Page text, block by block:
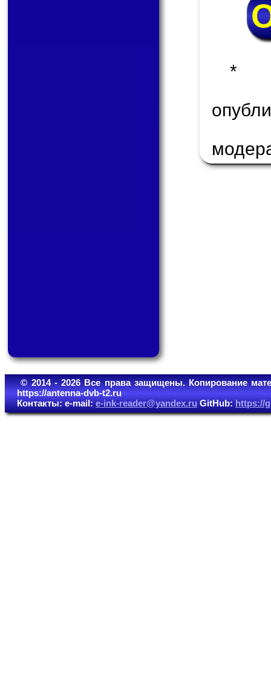
*
© 2014 - 2026 Все права защищены. Копирование
https://antenna-dvb-t2.ru
Контакты: e-mail:e-ink-reader@yandex.ruGitHub:https://